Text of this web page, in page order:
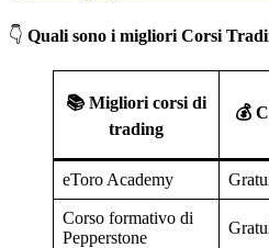
👇 Quali sono i migliori Corsi
📚Migliori corsi di
trading
💰
eToro Academy
Corso formativo di
Pepperstone